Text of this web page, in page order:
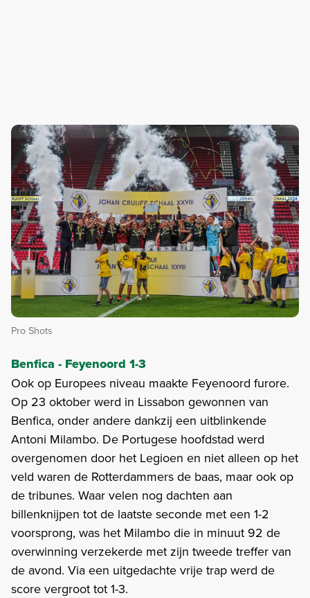
Pro Shots
Benfica - Feyenoord 1-3
Ook op Europees niveau maakte Feyenoord furore.
Op 23 oktober werd in Lissabon gewonnen van
Benfica, onder andere dankzij een uitblinkende
Antoni Milambo. De Portugese hoofdstad werd
overgenomen door het Legioen en niet alleen op het
veld waren de Rotterdammers de baas, maar ook op
de tribunes. Waar velen nog dachten aan
billenknijpen tot de laatste seconde met een 1-2
voorsprong, was het Milambo die in minuut 92 de
overwinning verzekerde met zijn tweede treffer van
de avond. Via een uitgedachte vrije trap werd de
score vergroot tot 1-3.